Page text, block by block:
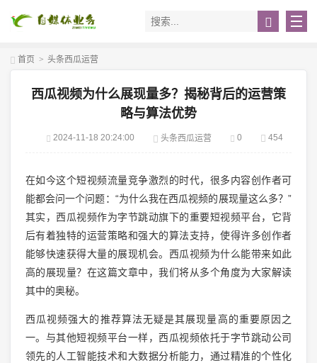
首页 > 头条西瓜运营
西瓜视频为什么展现量多？揭秘背后的运营策
略与算法优势
2024-11-18 20:24:00 头条西瓜运营 0 454
在如今这个短视频流量竞争激烈的时代，很多内容创作者可
能都会问一个问题：“为什么我在西瓜视频的展现量这么多？”
其实，西瓜视频作为字节跳动旗下的重要短视频平台，它背
后有着独特的运营策略和强大的算法支持，使得许多创作者
能够快速获得大量的展现机会。西瓜视频为什么能带来如此
高的展现量？在这篇文章中，我们将从多个角度为大家解读
其中的奥秘。
西瓜视频强大的推荐算法无疑是其展现量高的重要原因之
一。与其他短视频平台一样，西瓜视频依托于字节跳动公司
领先的人工智能技术和大数据分析能力，通过精准的个性化